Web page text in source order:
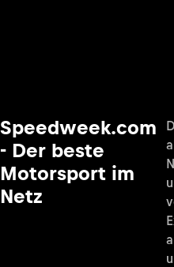
Speedweek.com
- Der beste
Motorsport im
Netz